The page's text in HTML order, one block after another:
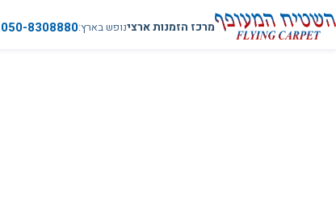
מרכז הזמנות ארצינופש בארץ050-8308880